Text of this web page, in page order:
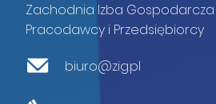
Zachodnia Izba
Pracodawcy i Przedsiębiorcy
biuro@zig.pl